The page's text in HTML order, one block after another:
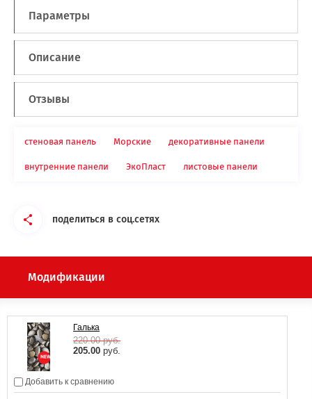
Параметры
Описание
Отзывы
стеновая панель Морские декоративные панели
внутренние панели ЭкоПласт листовые панели
поделиться в соц.сетях
Модификации
Галька
220.00руб.
205.00 руб.
Добавить к сравнению